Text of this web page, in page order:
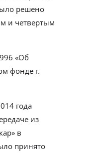
решено
и четвертым
«Об
фонде г.
года
из
в
принято